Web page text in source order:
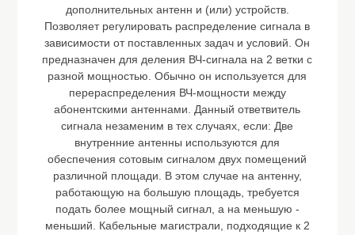
дополнительных антенн и (или) устройств.
Позволяет регулировать распределение сигнала в
зависимости от поставленных задач и условий. Он
предназначен для деления ВЧ-сигнала на 2 ветки с
разной мощностью. Обычно он используется для
перераспределения ВЧ-мощности между
абонентскими антеннами. Данный ответвитель
сигнала незаменим в тех случаях, если: Две
внутренние антенны используются для
обеспечения сотовым сигналом двух помещений
различной площади. В этом случае на антенну,
работающую на большую площадь, требуется
подать более мощный сигнал, а на меньшую -
меньший. Кабельные магистрали, подходящие к 2